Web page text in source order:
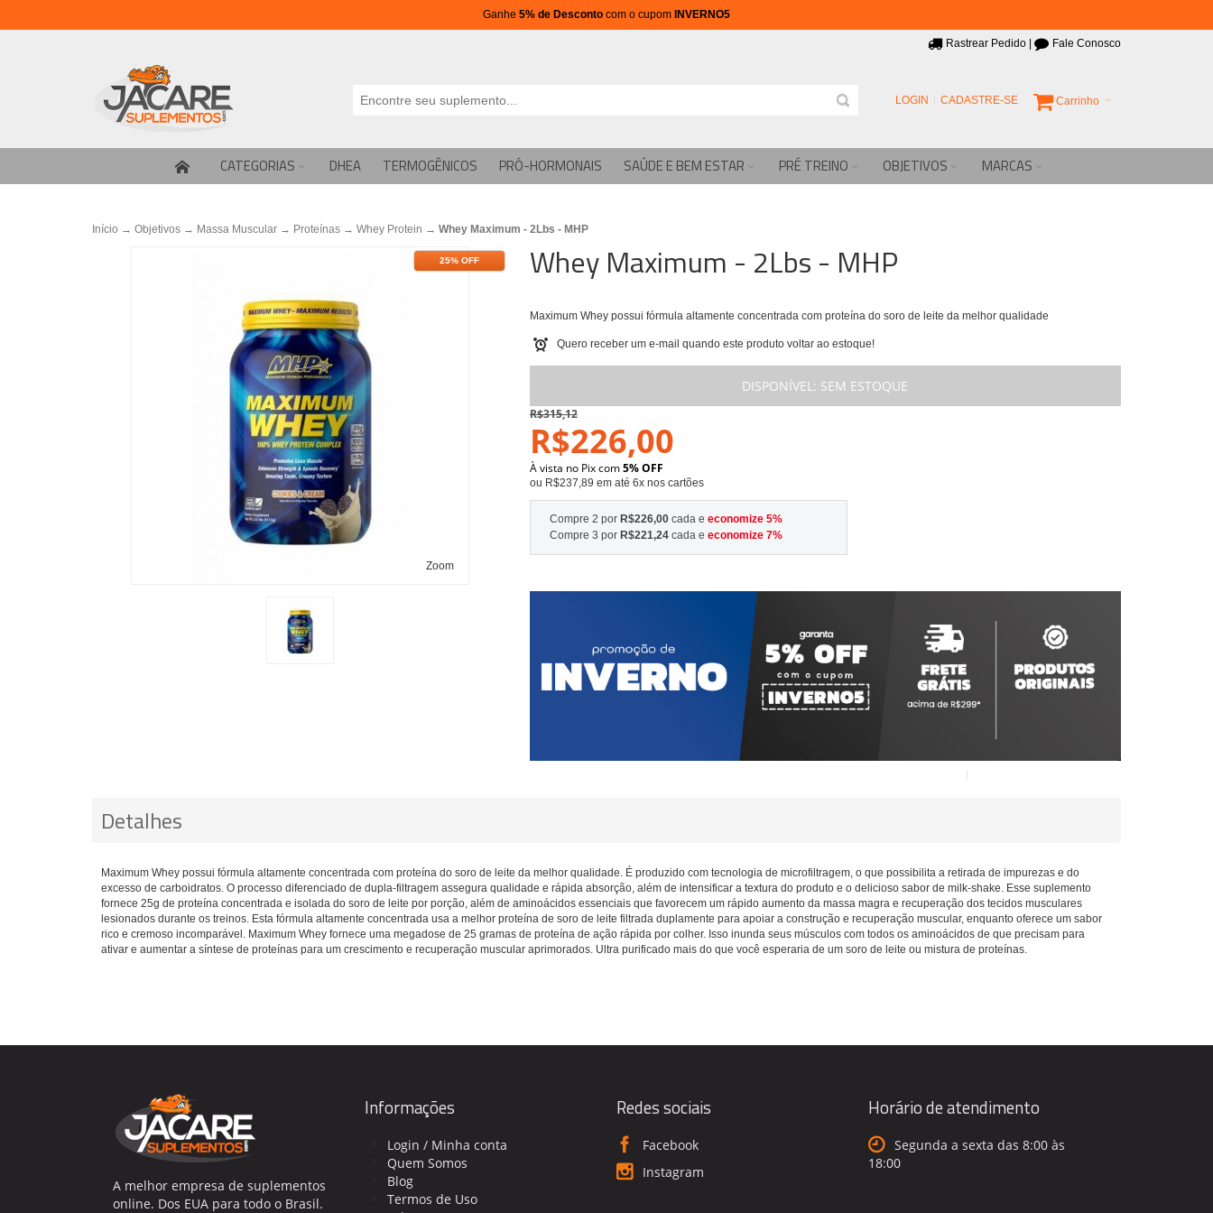
Ganhe 5% de Desconto com o cupom INVERNO5
Rastrear Pedido Fale Conosco
Carrinho
LOGIN CADASTRE-SE
CATEGORIAS DHEA TERMOGÊNICOS PRÓ-HORMONAIS SAÚDE E BEM ESTAR PRÉ TREINO OBJETIVOS MARCAS
Início → Objetivos → Massa Muscular → Proteínas → Whey Protein → Whey Maximum - 2Lbs - MHP
Zoom
25% OFF Whey Maximum - 2Lbs - MHP
Maximum Whey possui fórmula altamente concentrada com proteína do soro de leite da melhor qualidade
Quero receber um e-mail quando este produto voltar ao estoque!
DISPONÍVEL: SEM ESTOQUE
R$315,12
R$226,00
À vista no Pix com5% OFF
ou R$237,89 em até 6x nos cartões
Compre 2 por R$226,00cada e economize 5%
Compre 3 por R$221,24cada e economize 7%
Detalhes
Maximum Whey possui fórmula altamente concentrada com proteína do soro de leite da melhor qualidade. É produzido com tecnologia de microfiltragem, o que possibilita a retirada de impurezas e do
excesso de carboidratos. O processo diferenciado de dupla-filtragem assegura qualidade e rápida absorção, além de intensificar a textura do produto e o delicioso sabor de milk-shake. Esse suplemento
fornece 25g de proteína concentrada e isolada do soro de leite por porção, além de aminoácidos essenciais que favorecem um rápido aumento da massa magra e recuperação dos tecidos musculares
lesionados durante os treinos. Esta fórmula altamente concentrada usa a melhor proteína de soro de leite filtrada duplamente para apoiar a construção e recuperação muscular, enquanto oferece um sabor
rico e cremoso incomparável. Maximum Whey fornece uma megadose de 25 gramas de proteína de ação rápida por colher. Isso inunda seus músculos com todos os aminoácidos de que precisam para
ativar e aumentar a síntese de proteínas para um crescimento e recuperação muscular aprimorados. Ultra purificado mais do que você esperaria de um soro de leite ou mistura de proteínas.
A melhor empresa de suplementos
online. Dos EUA para todo o Brasil.
Informações
Login / Minha conta
Quem Somos
Blog
Termos de Uso
Redes sociais
Facebook
Instagram
Horário de atendimento
Segunda a sexta das 8:00 às
18:00